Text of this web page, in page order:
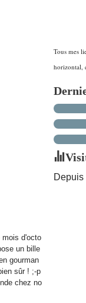
mois d'octo
un bille
gourman
sûr ! ;-p
chez no
Tous mes
horizontal,
Depuis